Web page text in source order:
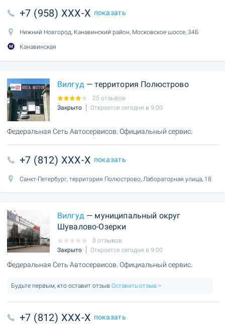
+7 (958) XXX-X показать
Нижний Новгород, Канавинский район, Московское шоссе, 34Б
Канавинская
Вилгуд — территория Полюстрово
25 отзывов
Закрыто
Откроется сегодня в 9:00
Федеральная Сеть Автосервисов. Официальный сервис.
+7 (812) XXX-X показать
Санкт-Петербург, территория Полюстрово, Лабораторная улица, 18
Вилгуд — муниципальный округ
Шувалово-Озерки
0 отзывов
Закрыто
Откроется сегодня в 9:00
Федеральная Сеть Автосервисов. Официальный сервис.
Будьте первым, кто оставит отзыв Оставить отзыв >
+7 (812) XXX-X показать